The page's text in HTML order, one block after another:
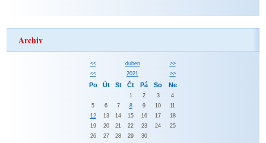
Archiv
<< duben
>>
<<
2021 >>
Po Út St Čt Pá So Ne
1 2 3
4
5
6 7 8 9 10
11
12
13 14 15 16 17
18
19
20 21 22 23 24
25
26
27 28 29 30